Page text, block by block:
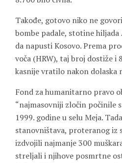
Takođe, gotovo niko ne
bombe padale, stotine
da napusti Kosovo. Prema
voča (HRW), taj broj dostiže i
kasnije vratilo nakon dolaska
Fond za humanitarno pravo
“najmasovniji zločin počinile
1999. godine u selu Meja.
stanovništava, proteranog iz
izdvojili najmanje 300
streljali i njihove posmrtne